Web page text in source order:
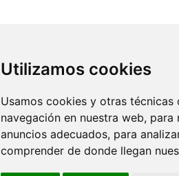
Utilizamos cookies
Usamos cookies y otras
navegación en nuestra web,
anuncios adecuados, para
comprender de donde llegan